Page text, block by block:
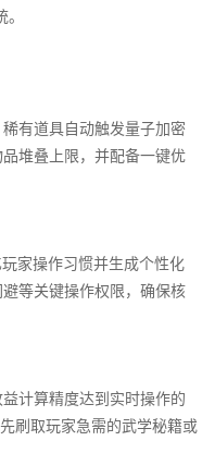
有道具自动触发量子加密
堆叠上限，并配备一键优
家操作习惯并生成个性化
等关键操作权限，确保核
计算精度达到实时操作的
刷取玩家急需的武学秘籍或